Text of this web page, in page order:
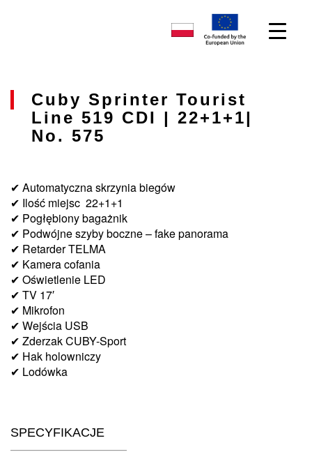
Cuby Sprinter Tourist
Line 519 CDI | 22+1+1|
No. 575
✔ Automatyczna skrzynia biegów
✔ Ilość miejsc 22+1+1
✔ Pogłębiony bagażnik
✔ Podwójne szyby boczne – fake panorama
✔ Retarder TELMA
✔ Kamera cofania
✔ Oświetlenie LED
✔ TV 17′
✔ Mikrofon
✔ Wejścia USB
✔ Zderzak CUBY-Sport
✔ Hak holowniczy
✔ Lodówka
SPECYFIKACJE